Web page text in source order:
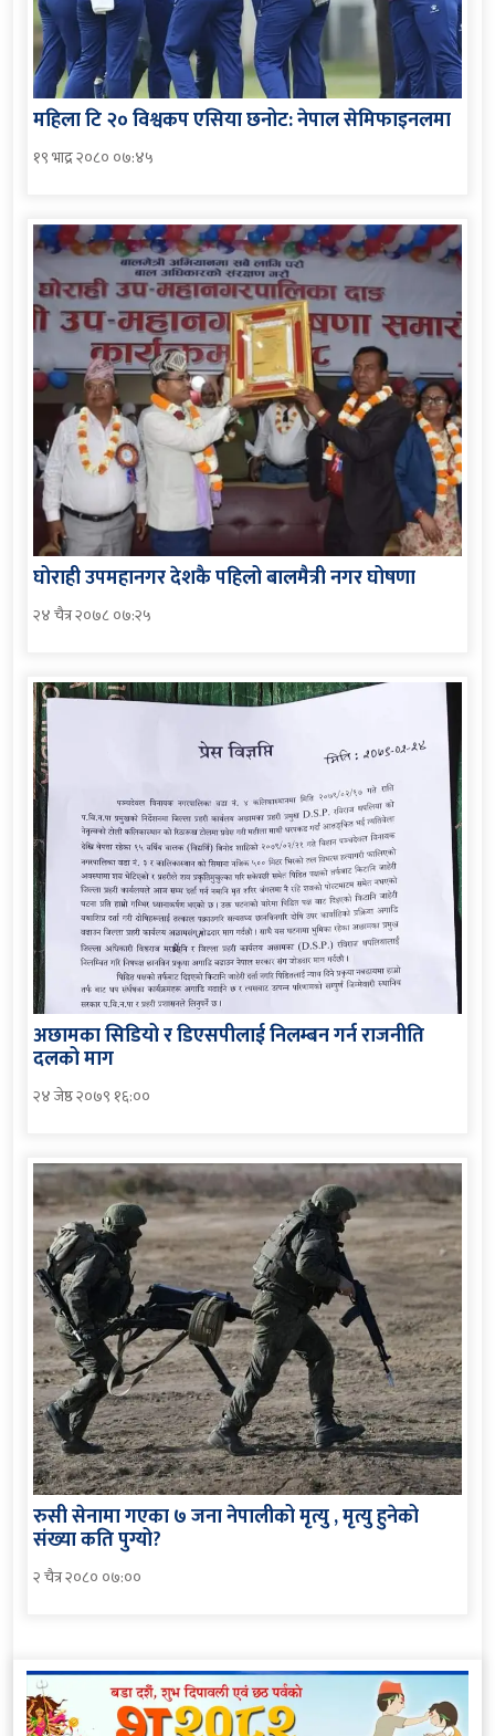
महिला टि २० विश्वकप एसिया छनोट: नेपाल सेमिफाइनलमा
१९ भाद्र २०८० ०७:४५
घोराही उपमहानगर देशकै पहिलो बालमैत्री नगर घोषणा
२४ चैत्र २०७८ ०७:२५
अछामका सिडियो र डिएसपीलाई निलम्बन गर्न राजनीति
दलको माग
२४ जेष्ठ २०७९ १६:००
रुसी सेनामा गएका ७ जना नेपालीको मृत्यु , मृत्यु हुनेको
संख्या कति पुग्यो?
२ चैत्र २०८० ०७:००